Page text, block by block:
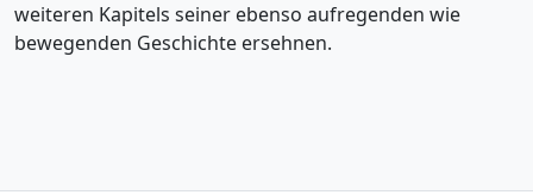
weiteren Kapitels seiner ebenso aufregenden wie
bewegenden Geschichte ersehnen.